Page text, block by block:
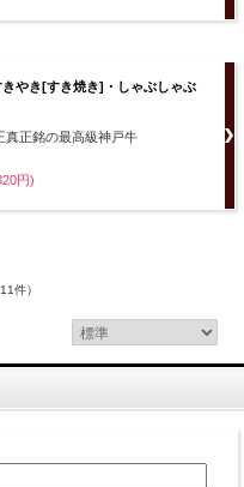
やき[すき焼き]・しゃぶしゃぶ
真正銘の最高級神戸牛
円)
件）